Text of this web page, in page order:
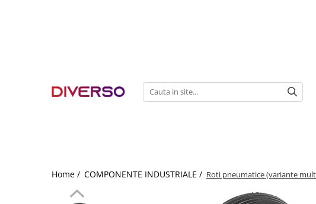
Home / COMPONENTE INDUSTRIALE / Roti pneumatice (variante